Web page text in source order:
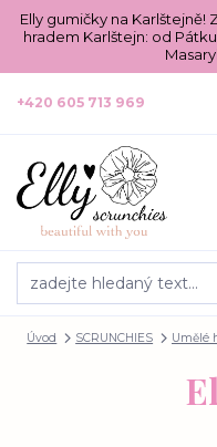
Elly gumičky na
hradem Karlštejn: od Pátku
+420 605 713 969
Úvod SCRUNCHIES Umělé